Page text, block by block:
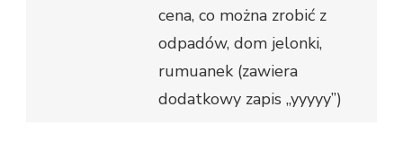
cena, co można zrobić z
odpadów, dom jelonki,
rumuanek (zawiera
dodatkowy zapis „yyyyy”)